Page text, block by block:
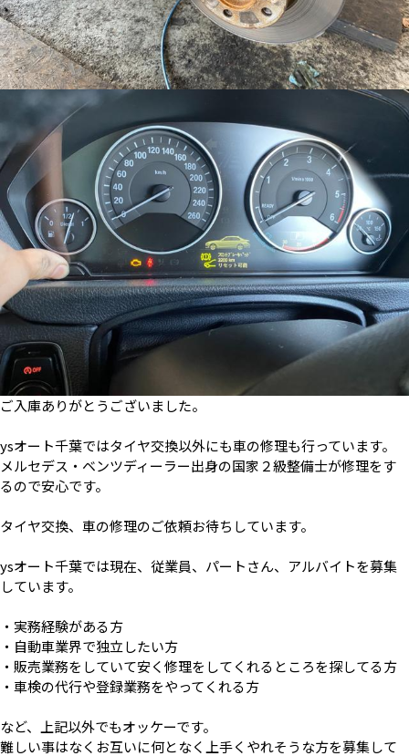
ご入庫ありがとうございました。
ysオート千葉ではタイヤ交換以外にも車の修理も行っています。
メルセデス・ベンツディーラー出身の国家２級整備士が修理をす
るので安心です。
タイヤ交換、車の修理のご依頼お待ちしています。
ysオート千葉では現在、従業員、パートさん、アルバイトを募集
しています。
・実務経験がある方
・自動車業界で独立したい方
・販売業務をしていて安く修理をしてくれるところを探してる方
・車検の代行や登録業務をやってくれる方
など、上記以外でもオッケーです。
難しい事はなくお互いに何となく上手くやれそうな方を募集して